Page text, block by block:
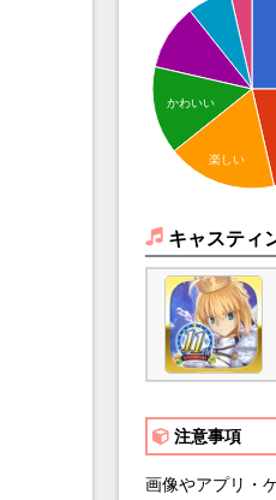
かわいい
楽しい
キャスティ
注意事項
画像やアプリ・